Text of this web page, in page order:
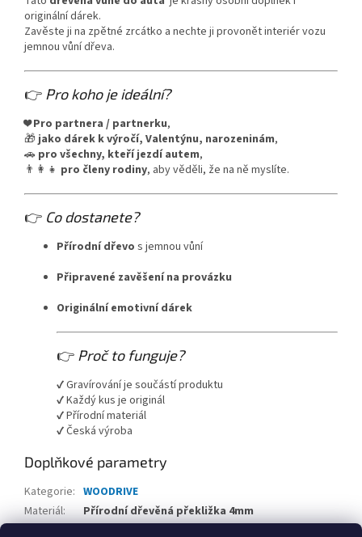
originální dárek.
Zavěste ji na zpětné zrcátko a nechte ji provonět interiér vozu
jemnou vůní dřeva.
👉 Pro koho je ideální?
❤️ Pro partnera / partnerku,
🎁 jako dárek k výročí, Valentýnu, narozeninám,
🚗 pro všechny, kteří jezdí autem,
👨‍👩‍👧 pro členy rodiny, aby věděli, že na ně myslíte.
👉 Co dostanete?
Přírodní dřevo s jemnou vůní
Připravené zavěšení na provázku
Originální emotivní dárek
👉 Proč to funguje?
✔️ Gravírování je součástí produktu
✔️ Každý kus je originál
✔️ Přírodní materiál
✔️ Česká výroba
Doplňkové parametry
Kategorie: WOODRIVE
Materiál:
Přírodní dřevěná překližka 4mm